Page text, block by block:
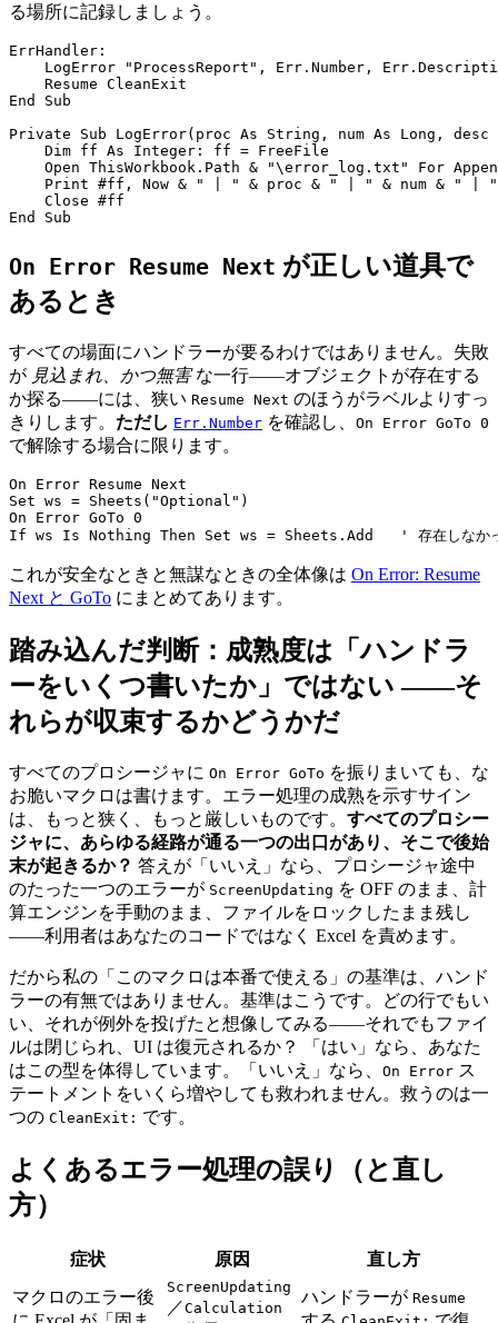
る場所に記録しましょう。
ErrHandler:
LogError "ProcessReport", Err.Number,
    Resume CleanExit
End Sub
Private Sub LogError(proc As String, num As Long,
    Dim ff As Integer: ff = FreeFile
Open ThisWorkbook.Path & "\error_log.txt" For
Print #ff, Now & " | " & proc & " | " & num & " |
    Close #ff
On Error Resume Next が正しい道具で
あるとき
すべての場面にハンドラーが要るわけではありません。失敗
が 見込まれ、かつ無害な一行——オブジェクトが存在する
か探る——には、狭い Resume Next のほうがラベルよりすっ
きりします。 ただし Err.Number を確認し、 On Error GoTo 0
で解除する場合に限ります。
On Error Resume Next
Set ws = Sheets("Optional")
On Error GoTo 0
これが安全なときと無謀なときの全体像は On Error: Resume
Next と GoTo にまとめてあります。
踏み込んだ判断：成熟度は「ハンドラ
ーをいくつ書いたか」ではない ——そ
れらが収束するかどうかだ
すべてのプロシージャに On Error GoTo を振りまいても、な
お脆いマクロは書けます。エラー処理の成熟を示すサイン
は、もっと狭く、もっと厳しいものです。 すべてのプロシー
ジャに、あらゆる経路が通る一つの出口があり、そこで後始
末が起きるか？ 答えが「いいえ」なら、プロシージャ途中
のたった一つのエラーが ScreenUpdating を OFF のまま、計
算エンジンを手動のまま、ファイルをロックしたまま残し
——利用者はあなたのコードではなく Excel を責めます。
だから私の「このマクロは本番で使える」の基準は、ハンド
ラーの有無ではありません。基準はこうです。どの行でもい
い、それが例外を投げたと想像してみる——それでもファイ
ルは閉じられ、UI は復元されるか？ 「はい」なら、あなた
はこの型を体得しています。「いいえ」なら、 On Error ス
テートメントをいくら増やしても救われません。救うのは一
つの CleanExit: です。
よくあるエラー処理の誤り（と直し
方）
症状 原因
直し方
マクロのエラー後
ScreenUpdating
／Calculation
ハンドラーが Resume